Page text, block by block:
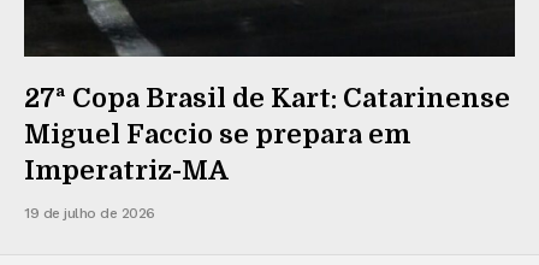
27ª Copa Brasil de Kart: Catarinense
Miguel Faccio se prepara em
Imperatriz-MA
19 de julho de 2026